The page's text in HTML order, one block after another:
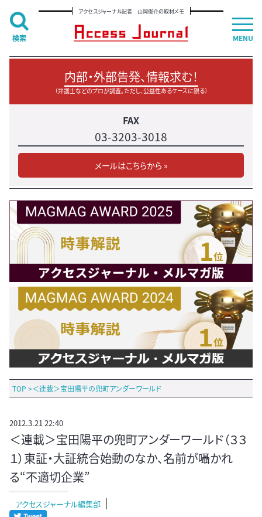
アクセスジャーナル記者 山岡俊介の取材メモ
内部・外部告発、情報求む！
（弁護士などのプロが調査。ただし、公益性あるケースに限る）
FAX
03-3203-3018
メールはこちらから »
TOP >＜連載＞宝田陽平の兜町アンダーワールド
2012.3.21 22:40
＜連載＞宝田陽平の兜町アンダーワールド（３３
１）東証・大証統合始動のなか、名前が囁かれ
る“不適切企業”
アクセスジャーナル編集部
MENU
検索